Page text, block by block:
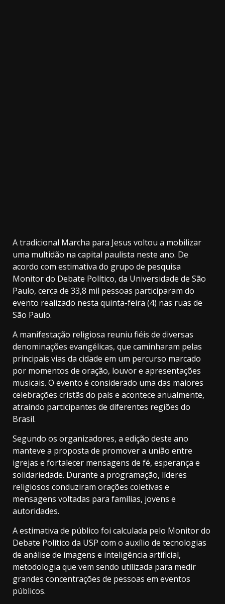
A tradicional Marcha para Jesus voltou a mobilizar
uma multidão na capital paulista neste ano. De
acordo com estimativa do grupo de pesquisa
Monitor do Debate Político, da Universidade de São
Paulo, cerca de 33,8 mil pessoas participaram do
evento realizado nesta quinta-feira (4) nas ruas de
São Paulo.
A manifestação religiosa reuniu fiéis de diversas
denominações evangélicas, que caminharam pelas
principais vias da cidade em um percurso marcado
por momentos de oração, louvor e apresentações
musicais. O evento é considerado uma das maiores
celebrações cristãs do país e acontece anualmente,
atraindo participantes de diferentes regiões do
Brasil.
Segundo os organizadores, a edição deste ano
manteve a proposta de promover a união entre
igrejas e fortalecer mensagens de fé, esperança e
solidariedade. Durante a programação, líderes
religiosos conduziram orações coletivas e
mensagens voltadas para famílias, jovens e
autoridades.
A estimativa de público foi calculada pelo Monitor do
Debate Político da USP com o auxílio de tecnologias
de análise de imagens e inteligência artificial,
metodologia que vem sendo utilizada para medir
grandes concentrações de pessoas em eventos
públicos.